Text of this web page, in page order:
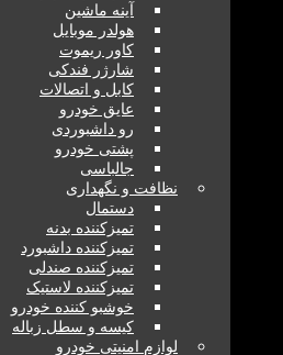
آینه ماشین
هولدر موبایل
کاور ریموت
شارژر فندکی
کابل و اتصالات
عایق خودرو
رو داشبوردی
پشتی خودرو
جالباسی
نظافت و نگهداری
دستمال
تمیزکننده بدنه
تمیزکننده داشبورد
تمیزکننده صندلی
تمیزکننده لاستیک
خوشبو کننده خودرو
کیسه و سطل زباله
لوازم امنیتی خودرو